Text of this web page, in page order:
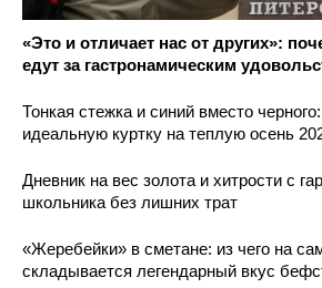
«Это и отличает нас от других»:
едут за гастронамическим
Тонкая стежка и синий вместо
идеальную куртку на теплую осень
Дневник на вес золота и хитрости с
школьника без лишних трат
«Жеребейки» в сметане: из чего на
складывается легендарный вкус